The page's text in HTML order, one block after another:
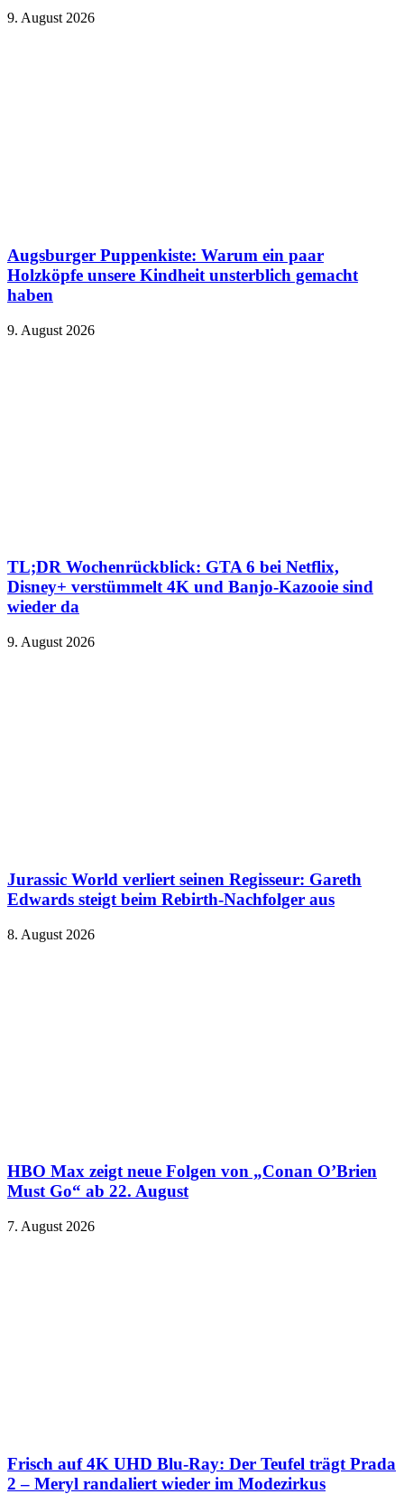
9. August 2026
Augsburger Puppenkiste: Warum ein paar
Holzköpfe unsere Kindheit unsterblich gemacht
haben
9. August 2026
TL;DR Wochenrückblick: GTA 6 bei Netflix,
Disney+ verstümmelt 4K und Banjo-Kazooie sind
wieder da
9. August 2026
Jurassic World verliert seinen Regisseur: Gareth
Edwards steigt beim Rebirth-Nachfolger aus
8. August 2026
HBO Max zeigt neue Folgen von „Conan O’Brien
Must Go“ ab 22. August
7. August 2026
Frisch auf 4K UHD Blu-Ray: Der Teufel trägt Prada
2 – Meryl randaliert wieder im Modezirkus